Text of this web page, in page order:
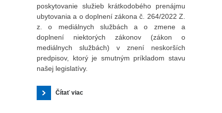
poskytovanie služieb krátkodobého prenájmu
ubytovania a o doplnení zákona č. 264/2022 Z.
z. o mediálnych službách a o zmene a
doplnení niektorých zákonov (zákon o
mediálnych službách) v znení neskorších
predpisov, ktorý je smutným príkladom stavu
našej legislatívy.
Čítať viac